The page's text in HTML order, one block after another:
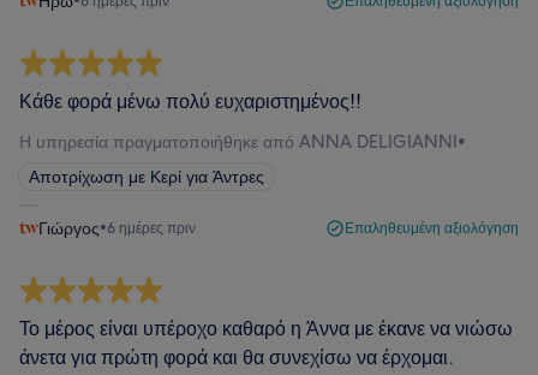
Κάθε φορά μένω πολύ ευχαριστημένος!!
Η υπηρεσία πραγματοποιήθηκε από ANNA DELIGIANNI•
Αποτρίχωση με Κερί για Άντρες
Γιώργος•6 ημέρες πριν Επαληθευμένη αξιολόγηση
Το μέρος είναι υπέροχο καθαρό η Άννα με έκανε να νιώσω
άνετα για πρώτη φορά και θα συνεχίσω να έρχομαι.